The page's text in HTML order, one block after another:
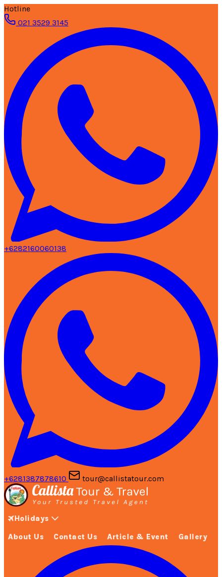
Hotline
021 3529 3145
+6282160060138
+6281387878610 tour@callistatour.com
Holidays
About Us Contact Us Article & Event Gallery